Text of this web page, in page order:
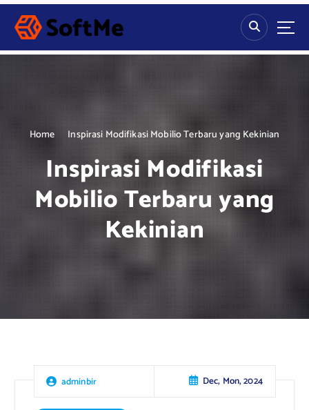
S
p
Home Inspirasi Modifikasi Mobilio Terbaru yang Kekinian
Inspirasi Modifikasi
Mobilio Terbaru yang
Kekinian
adminbir Dec, Mon, 2024